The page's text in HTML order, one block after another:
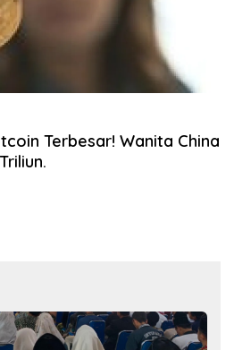
Terbesar! Wanita China